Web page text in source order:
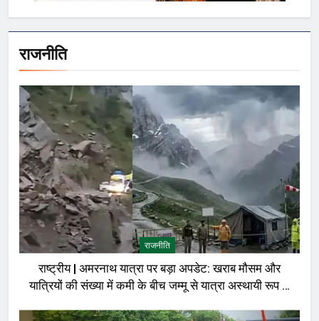
राजनीति
राजनीति
राष्ट्रीय | अमरनाथ यात्रा पर बड़ा अपडेट: खराब मौसम और
यात्रियों की संख्या में कमी के बीच जम्मू से यात्रा अस्थायी रूप से